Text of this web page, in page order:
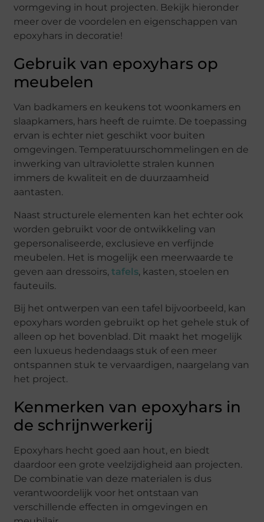
vormgeving in hout projecten. Bekijk hieronder
meer over de voordelen en eigenschappen van
epoxyhars in decoratie!
Gebruik van epoxyhars op
meubelen
Van badkamers en keukens tot woonkamers en
slaapkamers, hars heeft de ruimte. De toepassing
ervan is echter niet geschikt voor buiten
omgevingen. Temperatuurschommelingen en de
inwerking van ultraviolette stralen kunnen
immers de kwaliteit en de duurzaamheid
aantasten.
Naast structurele elementen kan het echter ook
worden gebruikt voor de ontwikkeling van
gepersonaliseerde, exclusieve en verfijnde
meubelen. Het is mogelijk een meerwaarde te
geven aan dressoirs,tafels, kasten, stoelen en
fauteuils.
Bij het ontwerpen van een tafel bijvoorbeeld, kan
epoxyhars worden gebruikt op het gehele stuk of
alleen op het bovenblad. Dit maakt het mogelijk
een luxueus hedendaags stuk of een meer
ontspannen stuk te vervaardigen, naargelang van
het project.
Kenmerken van epoxyhars in
de schrijnwerkerij
Epoxyhars hecht goed aan hout, en biedt
daardoor een grote veelzijdigheid aan projecten.
De combinatie van deze materialen is dus
verantwoordelijk voor het ontstaan van
verschillende effecten in omgevingen en